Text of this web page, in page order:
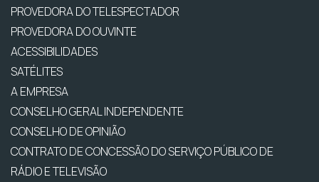
PROVEDORA DO TELESPECTADOR
PROVEDORA DO OUVINTE
ACESSIBILIDADES
SATÉLITES
A EMPRESA
CONSELHO GERAL INDEPENDENTE
CONSELHO DE OPINIÃO
CONTRATO DE CONCESSÃO DO SERVIÇO PÚBLICO DE
RÁDIO E TELEVISÃO